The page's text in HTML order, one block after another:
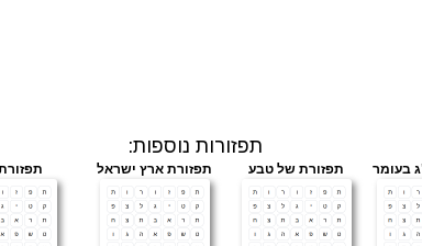
:תפזורות נוספות
בעומר תפזורת של טבע תפזורת ארץ ישראל